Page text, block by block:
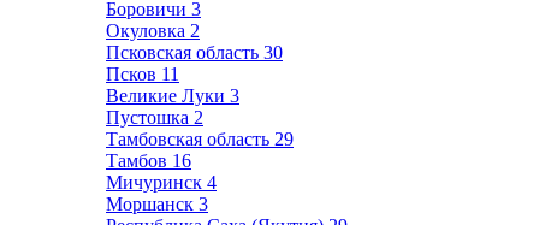
Боровичи 3
Окуловка 2
Псковская область 30
Псков 11
Великие Луки 3
Пустошка 2
Тамбовская область 29
Тамбов 16
Мичуринск 4
Моршанск 3